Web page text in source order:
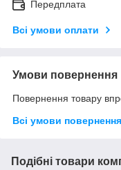
Передплата
Всі умови оплати
Умови повернення
Повернення товару
Всі умови повернення
Подібні товари